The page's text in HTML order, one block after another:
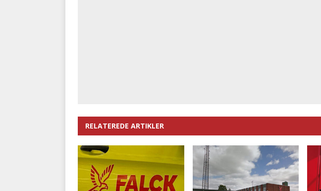
RELATEREDE ARTIKLER